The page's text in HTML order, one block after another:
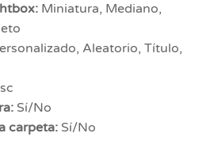
Miniatura, Mediano,
Aleatorio, Título,
Sí/No
carpeta: Sí/No